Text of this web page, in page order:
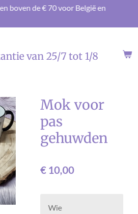
boven de € 70 voor België en
van 25/7 tot 1/8
Mok voor
pas
gehuwden
€ 10,00
Wie